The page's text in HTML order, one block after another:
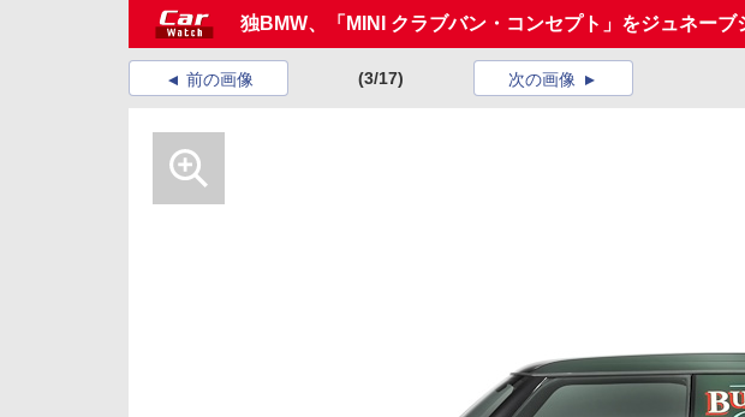
独BMW、「MINI クラブバン・コンセプト」をジュネーブ
前の画像 (3/17) 次の画像